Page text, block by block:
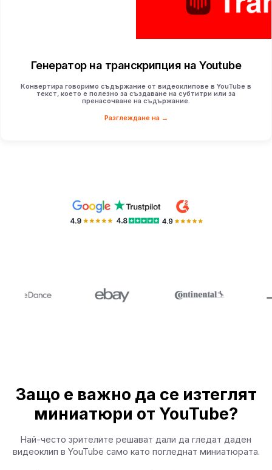
Генератор на транскрипция на Youtube
Конвертира говоримо съдържание от видеоклипове в YouTube в
текст, което е полезно за създаване на субтитри или за
пренасочване на съдържание.
Разглеждане на →
Защо е важно да се изтеглят
миниатюри от YouTube?
Най-често зрителите решават дали да гледат даден
видеоклип в YouTube само като погледнат миниатюрата.